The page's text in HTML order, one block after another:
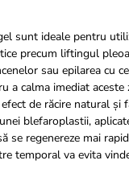
sunt ideale pentru
precum liftingul
sau epilarea cu
a calma imediat aceste
de răcire natural și
blefaroplastii,
se regenereze mai
temporal va evita